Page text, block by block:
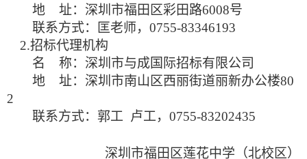
地
址：深圳市福田区彩田路6008号
联系方式：匡老师， 0755-83346193
2.招标代理机构
名
称： 深圳市与成国际招标有限公司
地
址：深圳市南山区西丽街道丽新办公楼80
2
联系方式： 郭工 卢工， 0755-83202435
深圳市福田区莲花中学（北校区）